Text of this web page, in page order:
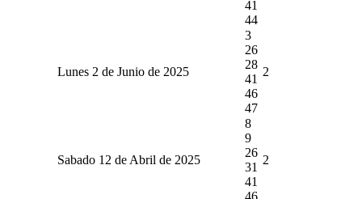
41
44
Lunes 2 de Junio de 2025
3
26
28
41
46
47
2
Sabado 12 de Abril de 2025
8
9
26
31
41
46
2